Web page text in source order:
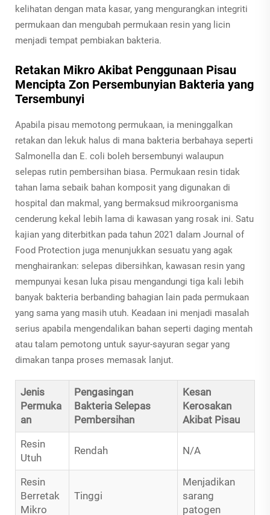
kelihatan dengan mata kasar, yang mengurangkan integriti
permukaan dan mengubah permukaan resin yang licin
menjadi tempat pembiakan bakteria.
Retakan Mikro Akibat Penggunaan Pisau
Mencipta Zon Persembunyian Bakteria yang
Tersembunyi
Apabila pisau memotong permukaan, ia meninggalkan
retakan dan lekuk halus di mana bakteria berbahaya seperti
Salmonella dan E. coli boleh bersembunyi walaupun
selepas rutin pembersihan biasa. Permukaan resin tidak
tahan lama sebaik bahan komposit yang digunakan di
hospital dan makmal, yang bermaksud mikroorganisma
cenderung kekal lebih lama di kawasan yang rosak ini. Satu
kajian yang diterbitkan pada tahun 2021 dalam Journal of
Food Protection juga menunjukkan sesuatu yang agak
menghairankan: selepas dibersihkan, kawasan resin yang
mempunyai kesan luka pisau mengandungi tiga kali lebih
banyak bakteria berbanding bahagian lain pada permukaan
yang sama yang masih utuh. Keadaan ini menjadi masalah
serius apabila mengendalikan bahan seperti daging mentah
atau talam pemotong untuk sayur-sayuran segar yang
dimakan tanpa proses memasak lanjut.
Jenis
Permuka
an
Pengasingan
Bakteria Selepas
Pembersihan
Kesan
Kerosakan
Akibat Pisau
Resin
Utuh
Rendah N/A
Resin
Berretak
Mikro
Tinggi
Menjadikan
sarang
patogen